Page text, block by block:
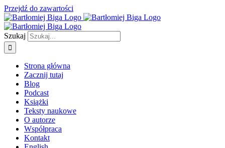
Przejdź do zawartości
Szukaj
Strona główna
Zacznij tutaj
Blog
Podcast
Książki
Teksty naukowe
O autorze
Współpraca
Kontakt